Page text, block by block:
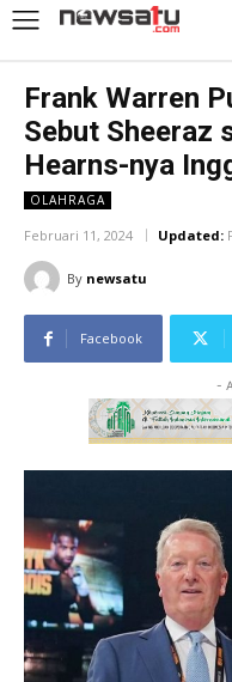
Frank Warren
Sebut Sheeraz
Hearns-nya
OLAHRAGA
Februari 11, 2024 Updated:
By newsatu
Facebook
-